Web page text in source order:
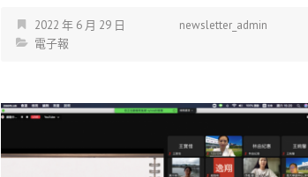
2022 年 6 月 29 日
newsletter_admin
電子報